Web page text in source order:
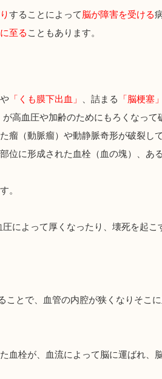
することによって脳が障害を受ける
至る こともあります。
や 「くも膜下出血」 、詰まる 「脳梗塞」
高血圧や加齢のためにもろくなって
瘤（動脈瘤）や動静脈奇形が破裂し
位に形成された血栓（血の塊）、あ
。
によって厚くなったり、壊死を起
ことで、血管の内腔が狭くなりそこ
血栓が、血流によって脳に運ばれ